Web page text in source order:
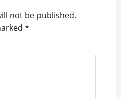
not be published.
*